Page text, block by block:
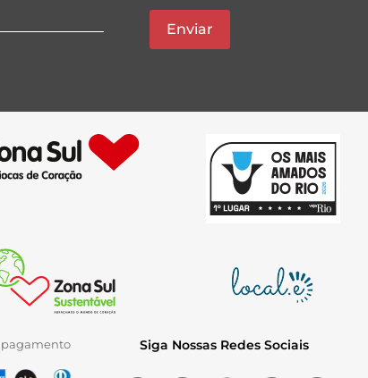
Enviar
pagamento Siga Nossas Redes Sociais